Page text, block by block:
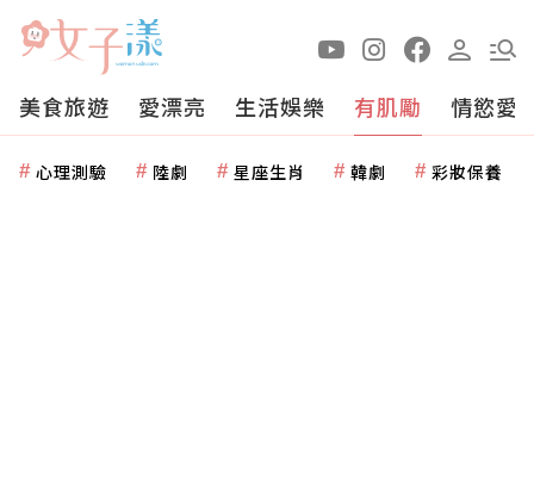
美食旅遊 愛漂亮 生活娛樂 有肌勵 情慾愛
心理測驗 陸劇 星座生肖 韓劇 彩妝保養